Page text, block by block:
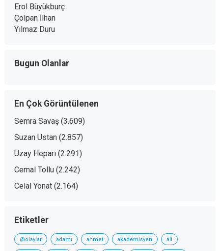
Erol Büyükburç
Çolpan İlhan
Yılmaz Duru
Bugun Olanlar
En Çok Görüntülenen
Semra Savaş (3.609)
Suzan Ustan (2.857)
Uzay Heparı (2.291)
Cemal Tollu (2.242)
Celal Yonat (2.164)
Etiketler
@olaylar adamı ahmet akademisyen ali